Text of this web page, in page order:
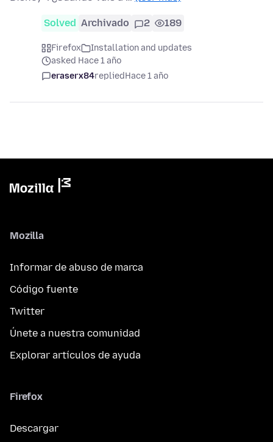
Solved Archivado 2 189
Firefox
Installation and updates
asked Hace 1 año
eraserx84repliedHace 1 año
Mozilla
Informar de abuso de marca
Código fuente
Twitter
Únete a nuestra comunidad
Explorar artículos de ayuda
Firefox
Descargar